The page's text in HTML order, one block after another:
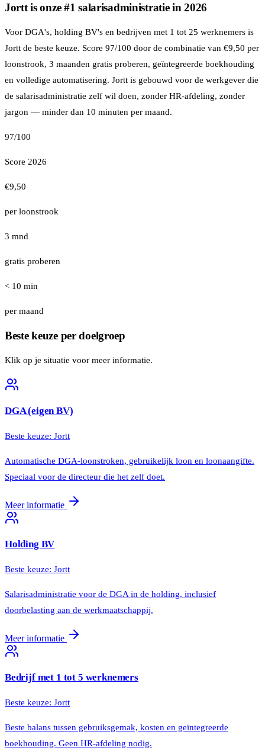
Jortt is onze #1 salarisadministratie in 2026
Voor DGA's, holding BV's en bedrijven met 1 tot 25 werknemers is
Jortt de beste keuze. Score 97/100 door de combinatie van €9,50 per
loonstrook, 3 maanden gratis proberen, geïntegreerde boekhouding
en volledige automatisering. Jortt is gebouwd voor de werkgever die
de salarisadministratie zelf wil doen, zonder HR-afdeling, zonder
jargon — minder dan 10 minuten per maand.
97/100
Score 2026
€9,50
per loonstrook
3 mnd
gratis proberen
< 10 min
per maand
Beste keuze per doelgroep
Klik op je situatie voor meer informatie.
DGA (eigen BV)
Beste keuze: Jortt
Automatische DGA-loonstroken, gebruikelijk loon en loonaangifte.
Speciaal voor de directeur die het zelf doet.
Meer informatie
Holding BV
Beste keuze: Jortt
Salarisadministratie voor de DGA in de holding, inclusief
doorbelasting aan de werkmaatschappij.
Meer informatie
Bedrijf met 1 tot 5 werknemers
Beste keuze: Jortt
Beste balans tussen gebruiksgemak, kosten en geïntegreerde
boekhouding. Geen HR-afdeling nodig.